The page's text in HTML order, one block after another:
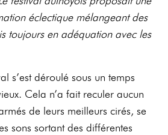
éclectique mélangeant des
toujours en adéquation avec les
s’est déroulé sous un temps
Cela n’a fait reculer aucun
de leurs meilleurs cirés, se
sons sortant des différentes